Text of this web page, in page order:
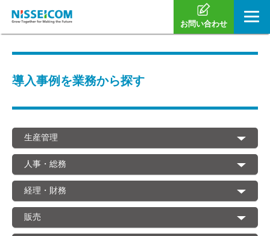
お問い合わせ
導入事例を業務から探す
生産管理
人事・総務
経理・財務
販売